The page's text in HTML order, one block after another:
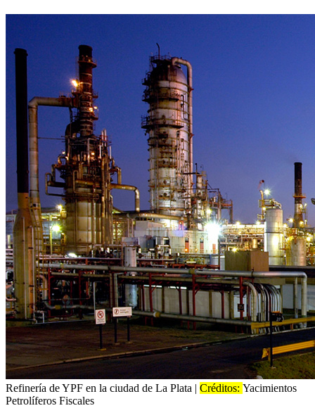
Refinería de YPF en la ciudad de La Plata | Créditos: Yacimientos
Petrolíferos Fiscales